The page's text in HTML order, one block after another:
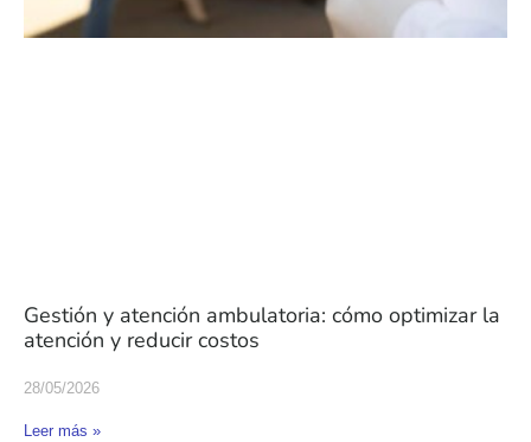
Gestión y atención ambulatoria: cómo optimizar la
atención y reducir costos
28/05/2026
Leer más »